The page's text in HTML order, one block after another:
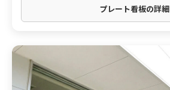
プレート看板の詳細